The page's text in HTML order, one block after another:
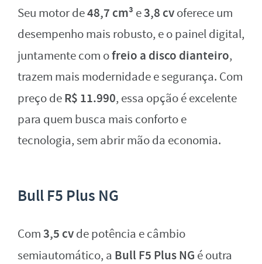
Seu motor de48,7 cm³ e3,8 cvoferece um
desempenho mais robusto, e o painel digital,
juntamente com ofreio a disco dianteiro,
trazem mais modernidade e segurança. Com
preço deR$ 11.990, essa opção é excelente
para quem busca mais conforto e
tecnologia, sem abrir mão da economia.
Bull F5 Plus NG
Com3,5 cvde potência e câmbio
semiautomático, a Bull F5 Plus NG é outra